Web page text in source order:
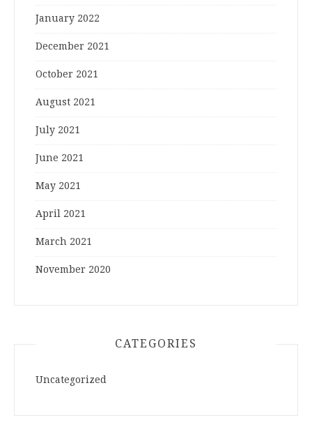
January 2022
December 2021
October 2021
August 2021
July 2021
June 2021
May 2021
April 2021
March 2021
November 2020
CATEGORIES
Uncategorized